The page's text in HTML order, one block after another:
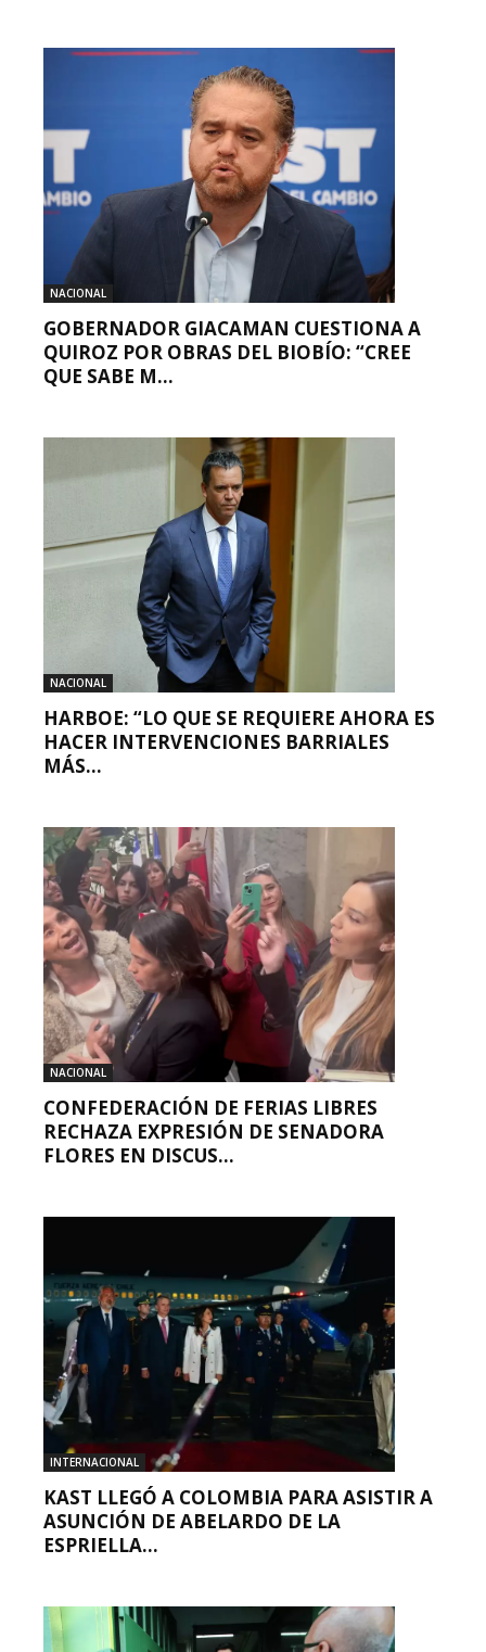
NACIONAL
GOBERNADOR GIACAMAN CUESTIONA A
QUIROZ POR OBRAS DEL BIOBÍO: “CREE
QUE SABE M...
NACIONAL
HARBOE: “LO QUE SE REQUIERE AHORA ES
HACER INTERVENCIONES BARRIALES
MÁS...
NACIONAL
CONFEDERACIÓN DE FERIAS LIBRES
RECHAZA EXPRESIÓN DE SENADORA
FLORES EN DISCUS...
INTERNACIONAL
KAST LLEGÓ A COLOMBIA PARA ASISTIR A
ASUNCIÓN DE ABELARDO DE LA
ESPRIELLA...